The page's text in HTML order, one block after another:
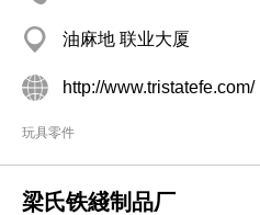
油麻地 联业大厦
http://www.tristatefe.com/
玩具零件
梁氏铁綫制品厂